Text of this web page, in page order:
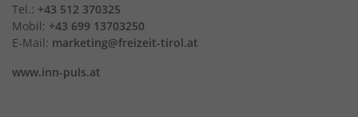
Tel.: +43 512 370325
Mobil: +43 699 13703250
E-Mail: marketing@freizeit-tirol.at
www.inn-puls.at